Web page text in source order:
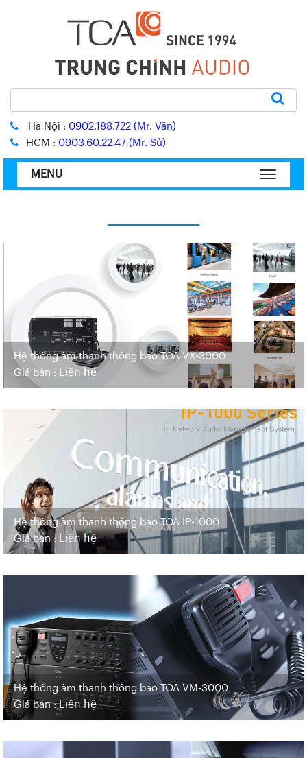
Tìm
Hà Nội : 0902.188.722 (Mr. Văn)
HCM : 0903.60.22.47 (Mr. Sử)
MENU
Hệ thống âm thanh thông báo TOA VX-3000
Giá bán :
Liên hệ
Hệ thống âm thanh thông báo TOA IP-1000
Giá bán :
Liên hệ
Hệ thống âm thanh thông báo TOA VM-3000
Giá bán :Liên hệ